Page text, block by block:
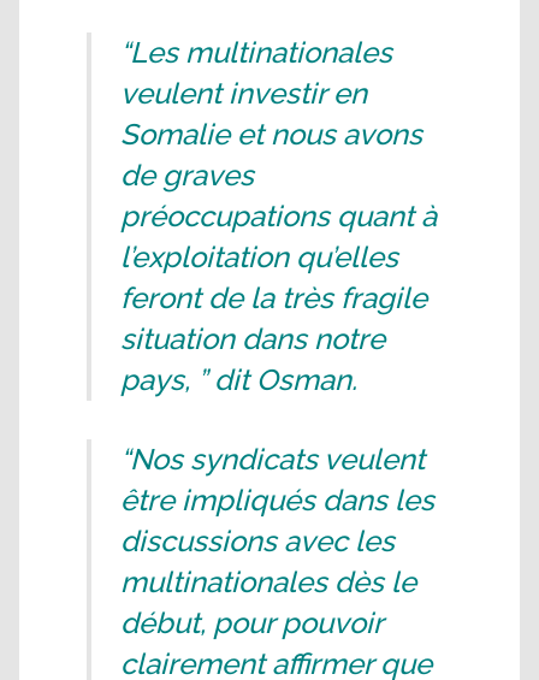
“Les multinationales
veulent investir en
Somalie et nous avons
de graves
préoccupations quant à
l’exploitation qu’elles
feront de la très fragile
situation dans notre
pays, ” dit Osman.
“Nos syndicats veulent
être impliqués dans les
discussions avec les
multinationales dès le
début, pour pouvoir
clairement affirmer que